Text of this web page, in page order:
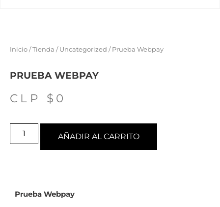
Inicio /Tienda / Uncategorized / Prueba Webpay
PRUEBA WEBPAY
CLP $ 0
AÑADIR AL CARRITO
Prueba Webpay